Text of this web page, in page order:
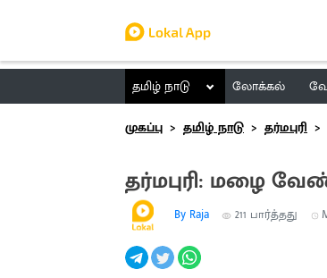
தமிழ் நாடு லோக்கல்
முகப்பு
தமிழ் நாடு தர்மபுரி
தர்மபுரி: மழை
By Raja 211 பார்த்தது